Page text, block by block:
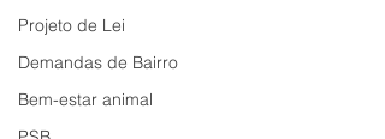
Projeto de Lei
Demandas de Bairro
Bem-estar animal